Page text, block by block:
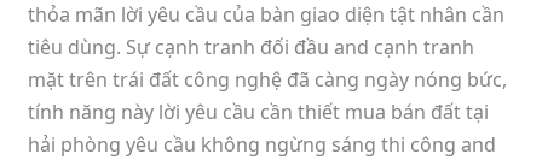
thỏa mãn lời yêu cầu của bàn giao diện tật nhân cần
tiêu dùng. Sự cạnh tranh đối đầu and cạnh tranh
mặt trên trái đất công nghệ đã càng ngày nóng bức,
tính năng này lời yêu cầu cần thiết mua bán đất tại
hải phòng yêu cầu không ngừng sáng thi công and